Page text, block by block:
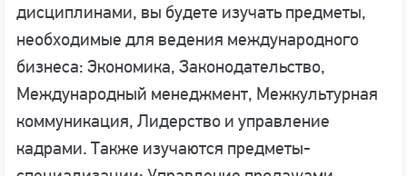
дисциплинами, вы будете изучать предметы,
необходимые для ведения международного
бизнеса: Экономика, Законодательство,
Международный менеджмент, Межкультурная
коммуникация, Лидерство и управление
кадрами. Также изучаются предметы-